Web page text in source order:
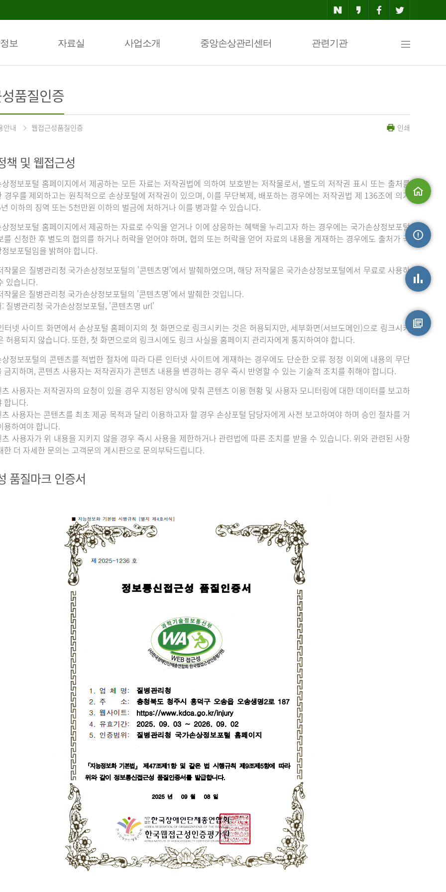
보 자료실 사업소개 중앙손상관리센터 관련기관
맵
품질인증
안내 웹접근성품질인증 인쇄
책 및 웹접근성
상정보포털 홈페이지에서 제공하는 모든 자료는 저작권법에 의하여 보호받는 저작물로서, 별도의 저작권 표시 또는 출처를
경우를 제외하고는 원칙적으로 손상포털에 저작권이 있으며, 이를 무단복제, 배포하는 경우에는 저작권법 제 136조에 의거
이하의 징역 또는 5천만원 이하의 벌금에 처하거나 이를 병과할 수 있습니다.
상정보포털 홈페이지에서 제공하는 자료로 수익을 얻거나 이에 상응하는 혜택을 누리고자 하는 경우에는 국가손상정보포털
를 신청한 후 별도의 협의를 하거나 허락을 얻어야 하며, 협의 또는 허락을 얻어 자료의 내용을 게재하는 경우에도 출처가 국
보포털임을 밝혀야 합니다.
작물은 질병관리청 국가손상정보포털의 '콘텐츠명'에서 발췌하였으며, 해당 저작물은 국가손상정보포털에서 무료로 사용하
있습니다.
작물은 질병관리청 국가손상정보포털의 '콘텐츠명'에서 발췌한 것입니다.
: 질병관리청 국가손상정보포털, '콘텐츠명 url'
터넷 사이트 화면에서 손상포털 홈페이지의 첫 화면으로 링크시키는 것은 허용되지만, 세부화면(서브도메인)으로 링크시키
허용되지 않습니다. 또한, 첫 화면으로의 링크시에도 링크 사실을 홈페이지 관리자에게 통지하여야 합니다.
상정보포털의 콘텐츠를 적법한 절차에 따라 다른 인터넷 사이트에 게재하는 경우에도 단순한 오류 정정 이외에 내용의 무단
금지하며, 콘텐츠 사용자는 저작권자가 콘텐츠 내용을 변경하는 경우 즉시 반영할 수 있는 기술적 조치를 취해야 합니다.
츠 사용자는 저작권자의 요청이 있을 경우 지정된 양식에 맞춰 콘텐츠 이용 현황 및 사용자 모니터링에 대한 데이터를 보고하
합니다.
츠 사용자는 콘텐츠를 최초 제공 목적과 달리 이용하고자 할 경우 손상포털 담당자에게 사전 보고하여야 하며 승인 절차를 거
용하여야 합니다.
츠 사용자가 위 내용을 지키지 않을 경우 즉시 사용을 제한하거나 관련법에 따른 조치를 받을 수 있습니다. 위와 관련된 사항
한 더 자세한 문의는 고객문의 게시판으로 문의부탁드립니다.
품질마크 인증서